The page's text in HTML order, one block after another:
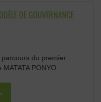
DE GOUVERNANCE
du premier
PONYO